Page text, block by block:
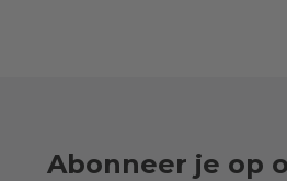
Abonneer je op